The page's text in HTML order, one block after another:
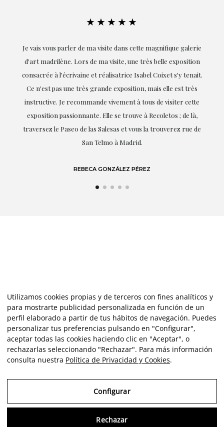
cette magnifique galerie
une très belle exposition
Isabel Coixet s'y tenait.
mais elle est très
à tous de visiter cette
trouve à Recoletos ; de là,
et vous la trouverez rue de
Exceptionnelle. Maria m'a
réalisation de ce travail et, dès le
goûts et mes besoins ; sa proximité,
professionnalisme ont été présents
soulignant (bien sûr) son amour et sa
dont elle parle :
Utilizamos cookies propias y de terceros con fines analíticos y
para mostrarte publicidad personalizada en función de un
perfil elaborado a partir de tus hábitos de navegación. Puedes
personalizar tus preferencias pulsando en "Configurar",
aceptar todas las cookies haciendo clic en "Aceptar", o
rechazarlas seleccionando "Rechazar". Para más información
consulta nuestra Política de Privacidad y Cookies.
Configurar
Rechazar